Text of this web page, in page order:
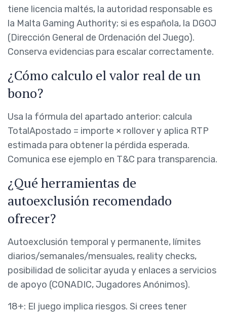
tiene licencia maltés, la autoridad responsable es
la Malta Gaming Authority; si es española, la DGOJ
(Dirección General de Ordenación del Juego).
Conserva evidencias para escalar correctamente.
¿Cómo calculo el valor real de un
bono?
Usa la fórmula del apartado anterior: calcula
TotalApostado = importe × rollover y aplica RTP
estimada para obtener la pérdida esperada.
Comunica ese ejemplo en T&C para transparencia.
¿Qué herramientas de
autoexclusión recomendado
ofrecer?
Autoexclusión temporal y permanente, límites
diarios/semanales/mensuales, reality checks,
posibilidad de solicitar ayuda y enlaces a servicios
de apoyo (CONADIC, Jugadores Anónimos).
18+: El juego implica riesgos. Si crees tener